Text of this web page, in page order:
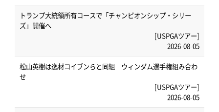
トランプ大統領所有コースで「チャンピオンシップ・シリー
ズ」開催へ
[USPGAツアー]
2026-08-05
松山英樹は逸材コイブンらと同組 ウィンダム選手権組み合わ
せ
[USPGAツアー]
2026-08-05